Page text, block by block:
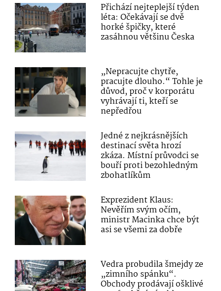
Přichází nejteplejší týden
léta: Očekávají se dvě
horké špičky, které
zasáhnou většinu Česka
„Nepracujte chytře,
pracujte dlouho.“ Tohle je
důvod, proč v korporátu
vyhrávají ti, kteří se
nepředřou
Jedné z nejkrásnějších
destinací světa hrozí
zkáza. Místní průvodci se
bouří proti bezohledným
zbohatlíkům
Exprezident Klaus:
Nevěřím svým očím,
ministr Macinka chce být
asi se všemi za dobře
Vedra probudila šmejdy ze
„zimního spánku“.
Obchody prodávají ošklivé